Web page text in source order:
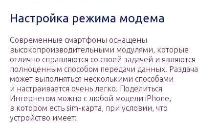
Настройка режима модема
Современные смартфоны оснащены
высокопроизводительными модулями, которые
отлично справляются со своей задачей и являются
полноценным способом передачи данных. Раздача
может выполняться несколькими способами
и настраивается очень легко. Поделиться
Интернетом можно с любой модели iPhone,
в котором есть sim-карта, при условии, что
устройство имеет: